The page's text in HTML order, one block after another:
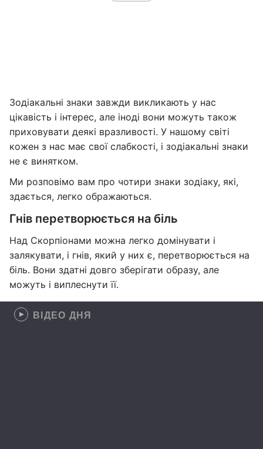
Зодіакальні знаки завжди викликають у нас
цікавість і інтерес, але іноді вони можуть також
приховувати деякі вразливості. У нашому світі
кожен з нас має свої слабкості, і зодіакальні знаки
не є винятком.
Ми розповімо вам про чотири знаки зодіаку, які,
здається, легко ображаються.
Гнів перетворюється на біль
Над Скорпіонами можна легко домінувати і
залякувати, і гнів, який у них є, перетворюється на
біль. Вони здатні довго зберігати образу, але
можуть і виплеснути її.
ВІДЕО ДНЯ